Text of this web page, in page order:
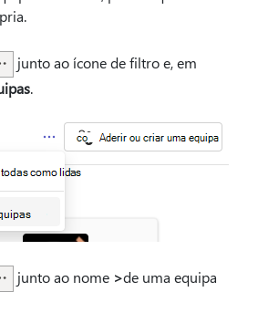
junto ao ícone de filtro e, em
.
junto ao nome >de uma equipa